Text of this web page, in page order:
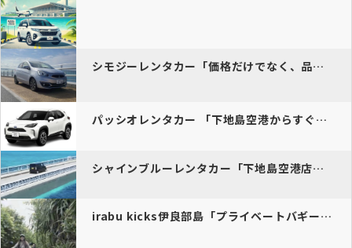
シモジーレンタカー「価格だけでなく、品質と清潔さにこだわるシモジーレ…
パッシオレンタカー 「下地島空港からすぐ！充電完備で安心のドライブを…
シャインブルーレンタカー「下地島空港店真心込めた対応と清潔な車両で、…
irabu kicks伊良部島「プライベートバギーツアーで、自分のペ…